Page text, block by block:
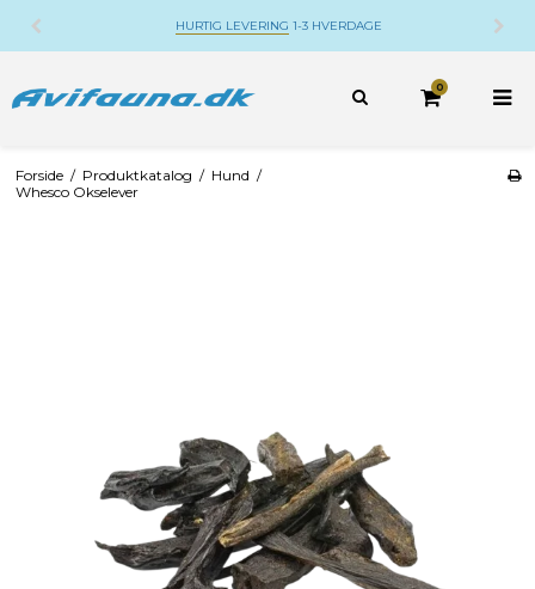
DANSK WEBSHOP
0
Forside / Produktkatalog / Hund /
Whesco Okselever